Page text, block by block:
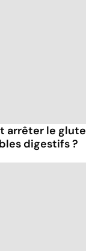
arrêter le
digestifs ?